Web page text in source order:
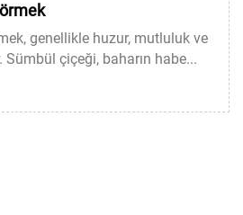
genellikle huzur, mutluluk ve
Sümbül çiçeği, baharın habe...